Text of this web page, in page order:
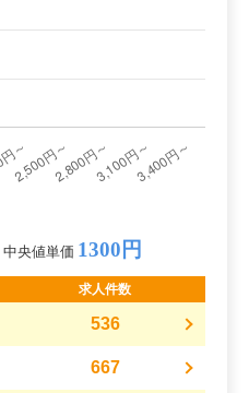
中央値単価 1300円
求人件数
536
667